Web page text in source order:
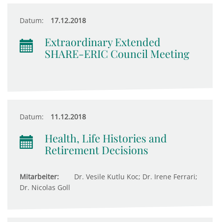
Datum: 17.12.2018
Extraordinary Extended
SHARE-ERIC Council Meeting
Datum: 11.12.2018
Health, Life Histories and
Retirement Decisions
Mitarbeiter:
Dr. Vesile Kutlu Koc; Dr. Irene Ferrari;
Dr. Nicolas Goll